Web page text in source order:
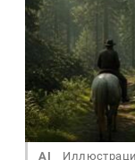
AI